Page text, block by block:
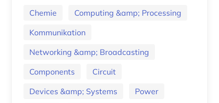
Chemie
Computing &amp; Processing
Kommunikation
Networking &amp; Broadcasting
Components
Circuit
Devices &amp; Systems
Power